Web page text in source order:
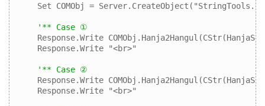
Set COMObj =
'** Case ①
Response.Write
    Response.Write "<br>"
'** Case ②
Response.Write
    Response.Write "<br>"